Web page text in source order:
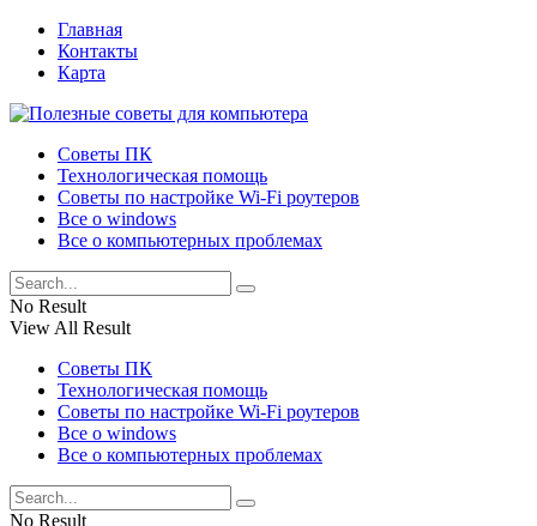
Главная
Контакты
Карта
Советы ПК
Технологическая помощь
Советы по настройке Wi-Fi роутеров
Все о windows
Все о компьютерных проблемах
No Result
View All Result
Советы ПК
Технологическая помощь
Советы по настройке Wi-Fi роутеров
Все о windows
Все о компьютерных проблемах
No Result